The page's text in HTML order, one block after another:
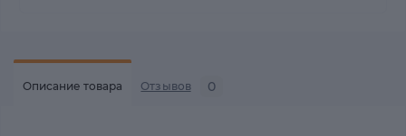
Описание товара Отзывов 0